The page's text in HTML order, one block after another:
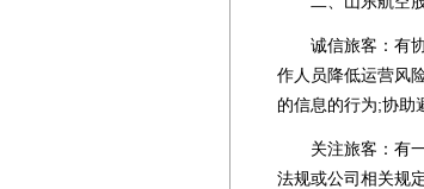
诚信旅客：有协
作人员降低运营风
的信息的行为;协助
关注旅客：有一
法规或公司相关规